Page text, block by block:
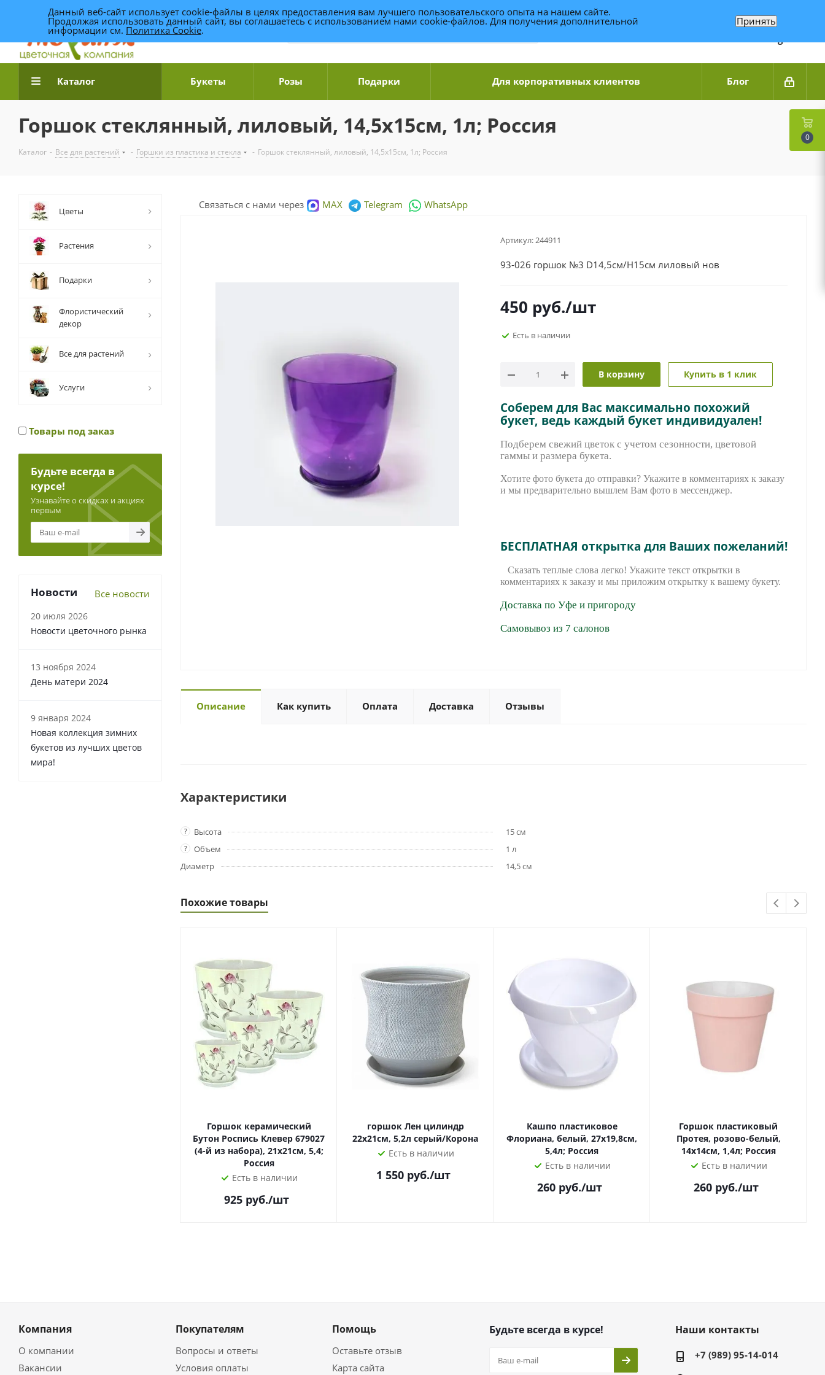
Доставка цветов по Уфе +7 (989) 95-14-014
Связаться по WhatsApp
Каталог Букеты Розы Подарки Для корпоративных клиентов Блог
Горшок стеклянный, лиловый, 14,5х15см, 1л; Россия
Каталог - Все для растений - Горшки из пластика и стекла - Горшок стеклянный, лиловый, 14,5х15см, 1л; Россия
Связаться с нами через MAX Telegram WhatsApp
Артикул:244911
93-026 горшок №3 D14,5см/H15см лиловый нов
450 руб./шт
Есть в наличии
В корзину Купить в 1 клик
Соберем для Вас максимально похожий
букет, ведь каждый букет индивидуален!
Подберем свежий цветок с учетом сезонности, цветовой
гаммы и размера букета.
Хотите фото букета до отправки? Укажите в комментариях к заказу
и мы предварительно вышлем Вам фото в мессенджер.
БЕСПЛАТНАЯ открытка для Ваших пожеланий!
Сказать теплые слова легко! Укажите текст открытки в
комментариях к заказу и мы приложим открытку к вашему букету.
Доставка по Уфе и пригороду
Самовывоз из 7 салонов
Описание Как купить Оплата Доставка Отзывы
Характеристики
? Высота 15 см
? Объем
1 л
Диаметр
14,5 см
Похожие товары
Горшок керамический
Бутон Роспись Клевер 679027
(4-й из набора), 21х21см, 5,4;
Россия
Есть в наличии
925 руб./шт
горшок Лен цилиндр
22х21см, 5,2л серый/Корона
Есть в наличии
1 550руб./шт
Кашпо пластиковое
Флориана, белый, 27х19,8см,
5,4л; Россия
Есть в наличии
260 руб./шт
Горшок пластиковый
Протея, розово-белый,
14х14см, 1,4л; Россия
Есть в наличии
260 руб./шт
Цветы
Растения
Подарки
Флористический
декор
Все для растений
Услуги
Товары под заказ
Будьте всегда в
курсе!
Узнавайте о скидках и акциях
первым
Новости Все новости
20 июля 2026
Новости цветочного рынка
13 ноября 2024
День матери 2024
9 января 2024
Новая коллекция зимних
букетов из лучших цветов
мира!
Компания
О компании
Вакансии
Покупателям
Вопросы и ответы
Условия оплаты
Помощь
Оставьте отзыв
Карта сайта
Будьте всегда в курсе! Наши контакты
+7 (989) 95-14-014
0
Данный веб-сайт использует cookie-файлы в целях предоставления вам лучшего пользовательского опыта на нашем сайте.
Продолжая использовать данный сайт, вы соглашаетесь с использованием нами cookie-файлов. Для получения дополнительной
информации см. Политика Cookie.
Принять